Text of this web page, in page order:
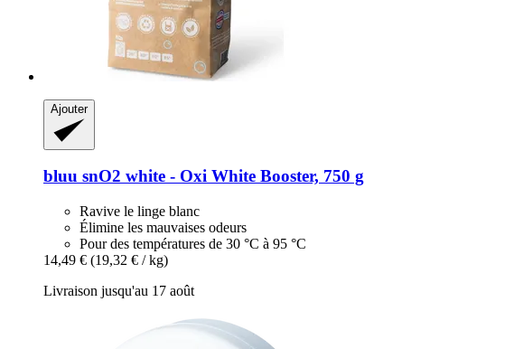
Ajouter
bluu snO2 white -​ Oxi White Booster, 750 g
Ravive le linge blanc
Élimine les mauvaises odeurs
Pour des températures de 30 °C à 95 °C
14,49 € (19,32 € / kg)
Livraison jusqu'au 17 août